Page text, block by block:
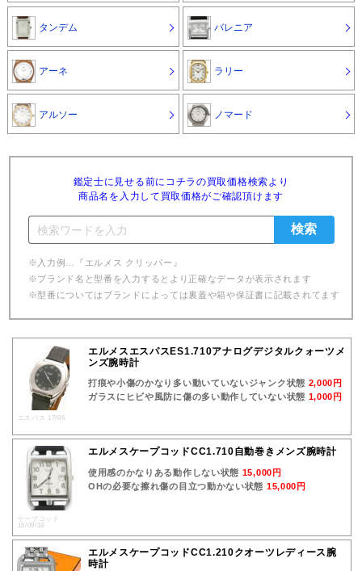
タンデム バレニア
アーネ ラリー
アルソー ノマード
鑑定士に見せる前にコチラの買取価格検索より
商品名を入力して買取価格がご確認頂けます
※入力例…『エルメス クリッパー』
※ブランド名と型番を入力するとより正確なデータが表示されます
※型番についてはブランドによっては裏蓋や箱や保証書に記載されてます
エスパス 17/06
エルメスエスパスES1.710アナログデジタルクォーツメ
ンズ腕時計
打痕や小傷のかなり多い動いていないジャンク状態 2,000円
ガラスにヒビや風防に傷の多い動作していない状態 1,000円
ケープコッド
15/09/18
エルメスケープコッドCC1.710自動巻きメンズ腕時計
使用感のかなりある動作しない状態 15,000円
OHの必要な擦れ傷の目立つ動かない状態 15,000円
エルメスケープコッドCC1.210クオーツレディース腕
時計